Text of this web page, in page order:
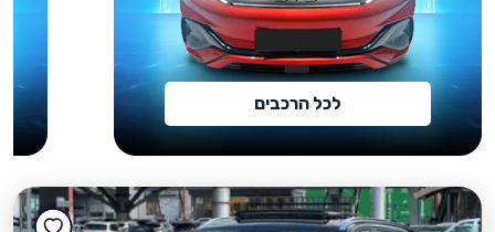
לכל הרכבים